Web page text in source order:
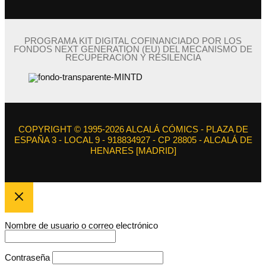
PROGRAMA KIT DIGITAL COFINANCIADO POR LOS
FONDOS NEXT GENERATION (EU) DEL MECANISMO DE
RECUPERACIÓN Y RESILENCIA
COPYRIGHT © 1995-2026 ALCALÁ CÓMICS - PLAZA DE
ESPAÑA 3 - LOCAL 9 - 918834927 - CP 28805 - ALCALÁ DE
HENARES [MADRID]
Nombre de usuario o correo electrónico
Contraseña